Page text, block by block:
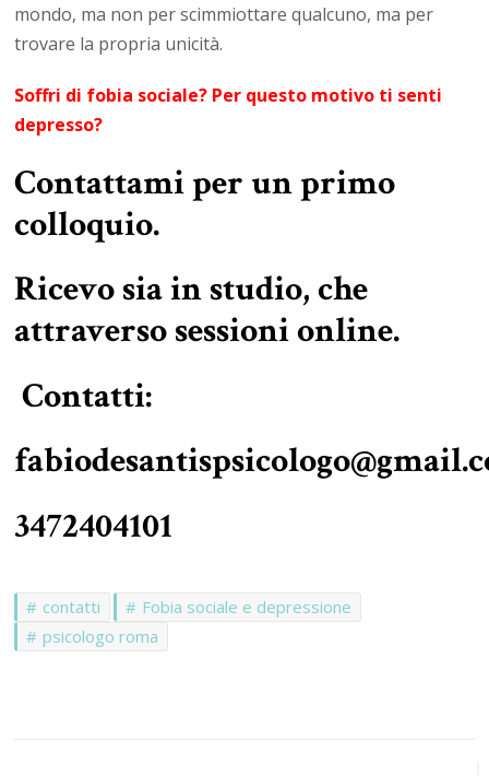
mondo, ma non per scimmiottare qualcuno, ma per
trovare la propria unicità.
Soffri di fobia sociale? Per questo motivo ti senti
depresso?
Contattami per un primo
colloquio.
Ricevo sia in studio, che
attraverso sessioni online.
Contatti:
3472404101
contatti
Fobia sociale e depressione
psicologo roma